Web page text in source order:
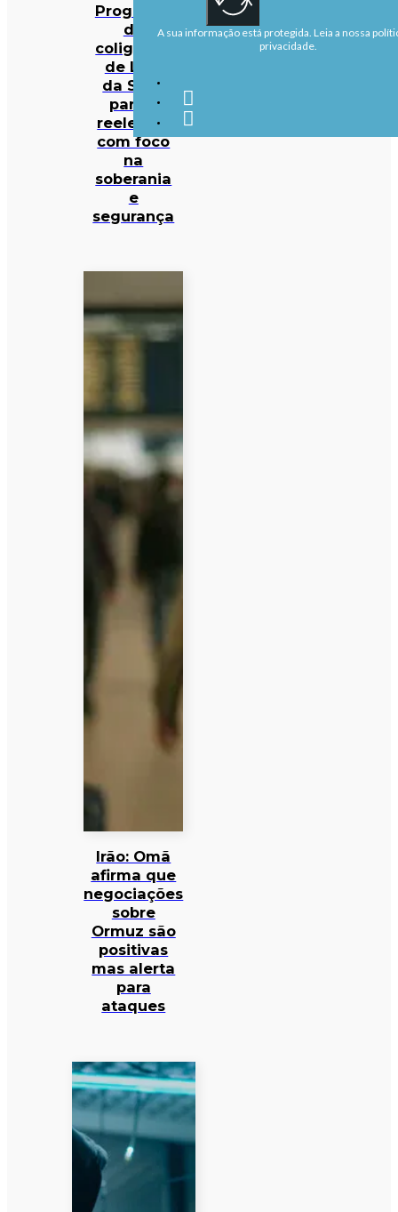
Programa
da
coligação
de Lula
da Silva
para a
reeleição
com foco
na
soberania
e
segurança
Irão: Omã
afirma que
negociações
sobre
Ormuz são
positivas
mas alerta
para
ataques
A sua informação está protegida. Leia a nossa
privacidade.